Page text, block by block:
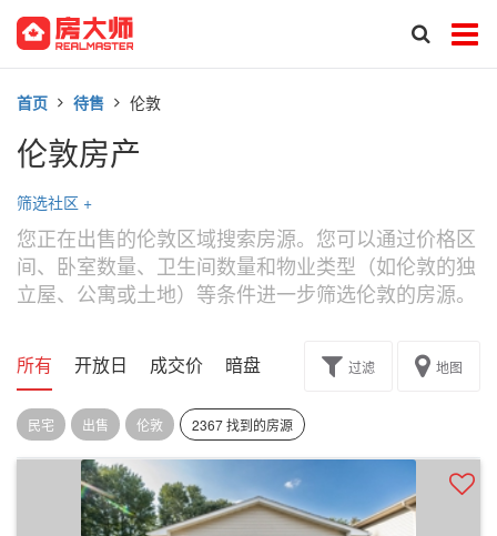
首页 待售 伦敦
伦敦房产
筛选社区 +
您正在出售的伦敦区域搜索房源。您可以通过价格区
间、卧室数量、卫生间数量和物业类型（如伦敦的独
立屋、公寓或土地）等条件进一步筛选伦敦的房源。
所有 开放日 成交价 暗盘 楼花转让过滤 地图
民宅 出售 伦敦 2367 找到的房源